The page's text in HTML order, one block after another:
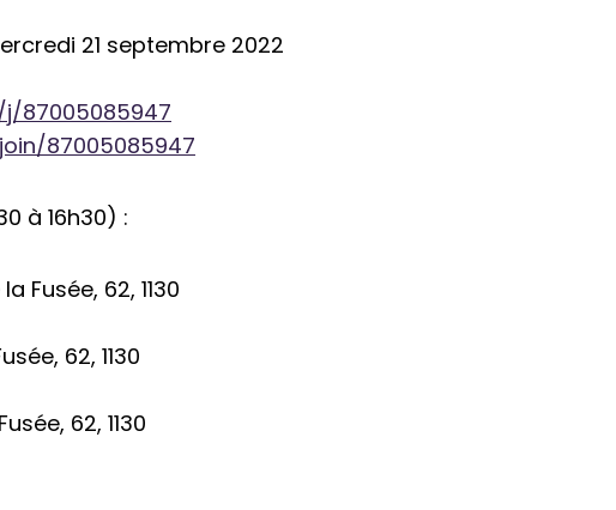
21 septembre 2022
87005085947
87005085947
à 16h30) :
Fusée, 62, 1130
62, 1130
62, 1130